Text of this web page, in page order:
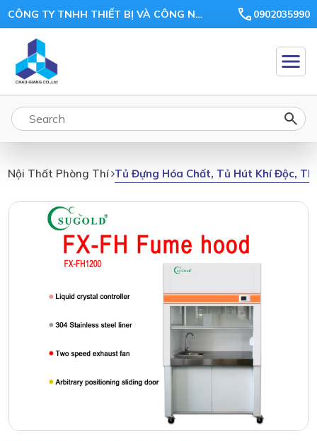
CÔNG TY TNHH THIẾT BỊ VÀ CÔNG NGHỆ CHÂU GIANG 0902035990
Nội Thất Phòng Thí NghiệmTủ Đựng Hóa Chất, Tủ Hút Khí Độc,